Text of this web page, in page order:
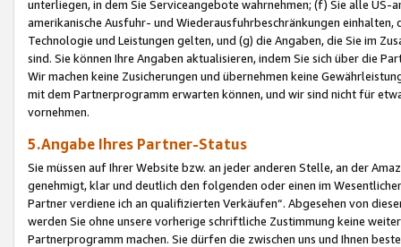
unterliegen, in dem Sie Serviceangebote wahrnehmen; (f) Sie alle
amerikanische Ausfuhr- und Wiederausfuhrbeschränkungen
Technologie und Leistungen gelten, und (g) die Angaben, die Sie im
sind. Sie können Ihre Angaben aktualisieren, indem Sie sich über die
Wir machen keine Zusicherungen und übernehmen keine
mit dem Partnerprogramm erwarten können, und wir sind nicht für
vornehmen.
5.Angabe Ihres Partner-Status
Sie müssen auf Ihrer Website bzw. an jeder anderen Stelle, an der
genehmigt, klar und deutlich den folgenden oder einen im
Partner verdiene ich an qualifizierten Verkäufen“. Abgesehen von
werden Sie ohne unsere vorherige schriftliche Zustimmung keine
Partnerprogramm machen. Sie dürfen die zwischen uns und Ihnen